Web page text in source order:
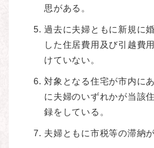
思がある。
過去に夫婦ともに新規に
した住居費用及び引越費
けていない。
対象となる住宅が市内に
に夫婦のいずれかが当該
録をしている。
夫婦ともに市税等の滞納が